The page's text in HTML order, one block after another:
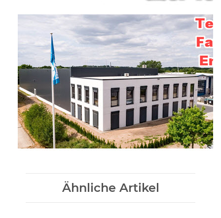
Ähnliche Artikel